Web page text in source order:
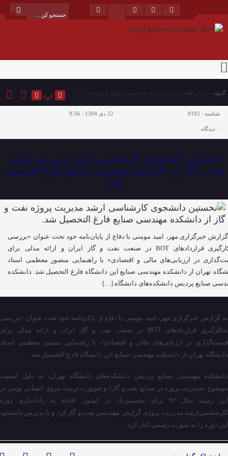
گروه : اخبار و اطلاع رسانی / خبرنامه / عمومی / موبایل / ویژه ها پ
شناسه : 8192 22 دی 1394 - 9:56
۰ دیدگاه
نخستین دانشجوی کارشناسی ارشد مدیریت پروژه
نفت و گاز از دانشکده مهندسی صنایع فارغ‌ التحصیل
شد.
خبرگزاری مهر، امید مومنی با دفاع از پایان‌نامه خود تحت عنوان «بررسی
به‌کارگیری قراردادهای BOT در صنعت نفت و گاز ایران و ارائه مدلی برای
در ارزیابی‌های مالی و اقتصادی» با راهنمایی منصور معظمی استاد
تهران از دانشکده مهندسی صنایع این دانشگاه فارغ ‌التحصیل شد. دانشکده
صنایع پردیس دانشکده‌های دانشگاه […]
به گزارش خبرگزاری مهر، امید مومنی با دفاع از پایان‌نامه خود تحت عنوان «بررسی
به‌کارگیری قراردادهای BOT
در صنعت نفت و گاز ایران و ارائه مدلی برای
قیمت‌گذاری در ارزیابی‌های مالی و اقتصادی» با راهنمایی منصور معظمی استاد
دانشگاه تهران از دانشکده مهندسی صنایع این دانشگاه فارغ ‌التحصیل شد.
دانشکده مهندسی صنایع پردیس دانشکده‌های دانشگاه تهران، به دلیل اهمیت
موضوع «مدیریت پروژه در صنایع نفت و گاز» و ضرورت تربیت نیروی انسانی بومی در
این زمینه سال ۹۲ برای نخستین‌بار در کشور، اقدام به راه‌اندازی دوره
کارشناسی‌ارشد مدیریت پروژه، گرایش مهندسی نفت و گاز کرد و با پذیرش دانشجو،
این دوره را به صورت رسمی آغاز کرد.